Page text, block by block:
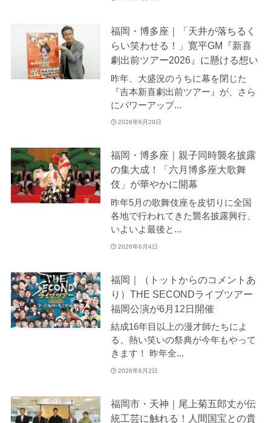
福岡・博多座｜「天井が落ちるく
らい笑わせる！」寛平GM『新喜
劇出前ツアー2026』に懸ける想い
昨年、大盛況のうちに幕を閉じた
『吉本新喜劇出前ツアー』が、さら
にパワーアップ...
2026年6月29日
福岡・博多座｜親子同時襲名披露
の集大成！「六月博多座大歌舞
伎」が華やかに開幕
昨年5月の歌舞伎座を皮切りに全国
各地で行われてきた襲名披露興行、
いよいよ最後と...
2026年6月4日
福岡｜（トットからのコメントあ
り）THE SECONDライブツアー
福岡公演が6月12日開催
結成16年目以上の漫才師たちによ
る、熱い笑いの祭典が今年もやって
きます！ 昨年全...
2026年6月2日
福岡市・天神｜尾上菊五郎丈が伝
統工芸に触れる！人間国宝との貴